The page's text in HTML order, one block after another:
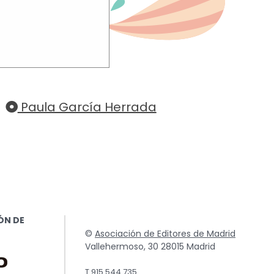
su
Paula García Herrada
DE
© Asociación de Editores de Madrid
Vallehermoso, 30 28015 Madrid